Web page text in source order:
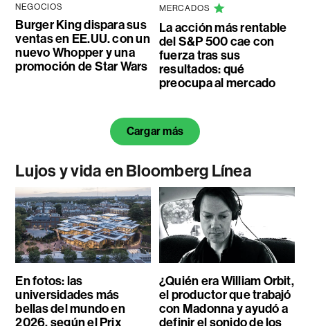
NEGOCIOS
Burger King dispara sus
ventas en EE.UU. con un
nuevo Whopper y una
promoción de Star Wars
MERCADOS
La acción más rentable
del S&P 500 cae con
fuerza tras sus
resultados: qué
preocupa al mercado
Cargar más
Lujos y vida en Bloomberg Línea
En fotos: las
universidades más
bellas del mundo en
2026, según el Prix
¿Quién era William Orbit,
el productor que trabajó
con Madonna y ayudó a
definir el sonido de los